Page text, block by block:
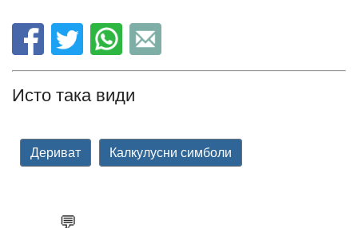
Исто така види
Дериват Калкулусни симболи
💬